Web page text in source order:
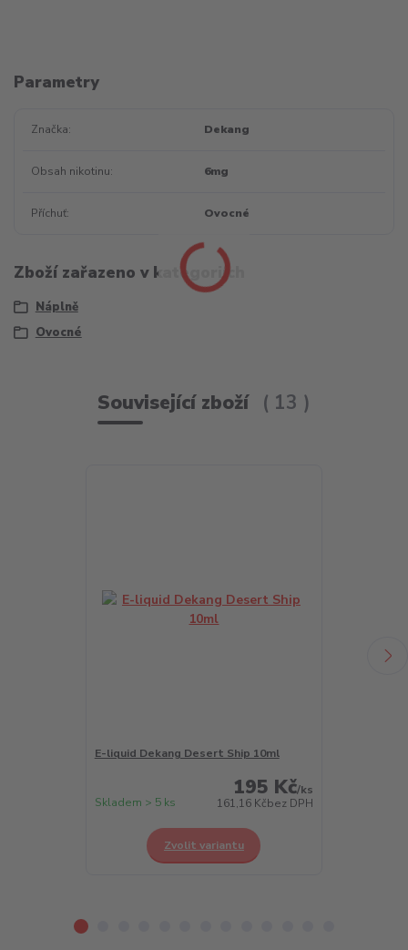
Parametry
Značka Dekang
Obsah nikotinu 6mg
Příchuť Ovocné
Zboží zařazeno v kategoriích
Náplně
Ovocné
Související zboží 13
E-liquid Dekang Desert Ship 10ml
195 Kč/ks
161,16 Kčbez DPH
Skladem > 5 ks
Zvolit variantu